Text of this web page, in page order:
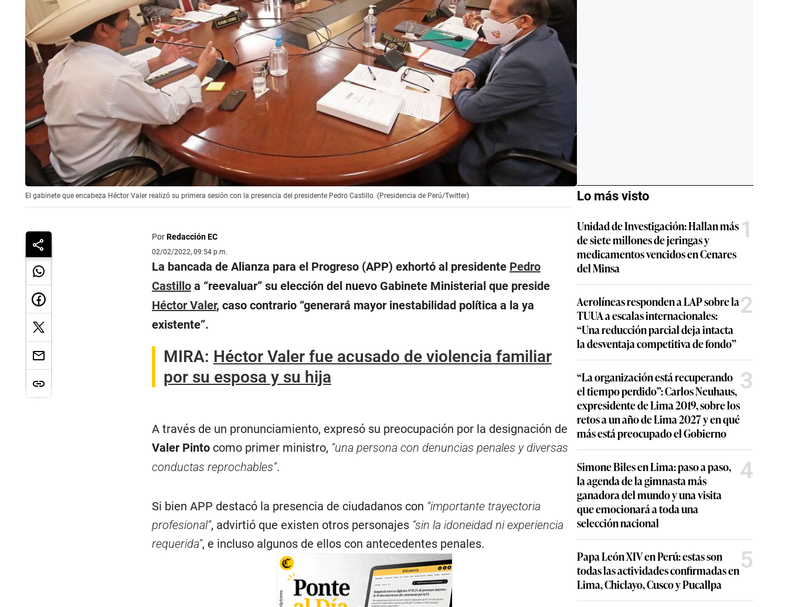
El gabinete que encabeza Héctor Valer realizó su primera sesión con la presencia del presidente Pedro Castillo. (Presidencia de Perú/Twitter)
PorRedacción EC
02/02/2022, 09:54 p.m.
La bancada de Alianza para el Progreso (APP) exhortó al presidente Pedro
Castilloa “reevaluar” su elección del nuevo Gabinete Ministerial que preside
Héctor Valer, caso contrario “generará mayor inestabilidad política a la ya
existente”.
MIRA: Héctor Valer fue acusado de violencia familiar
por su esposa y su hija
A través de un pronunciamiento, expresó su preocupación por la designación de
Valer Pinto como primer ministro, “una persona con denuncias penales y diversas
conductas reprochables”.
Si bien APP destacó la presencia de ciudadanos con “importante trayectoria
profesional”, advirtió que existen otros personajes “sin la idoneidad ni experiencia
requerida”, e incluso algunos de ellos con antecedentes penales.
Lo más visto
Unidad de Investigación: Hallan más
de siete millones de jeringas y
medicamentos vencidos en Cenares
del Minsa
1
Aerolíneas responden a LAP sobre la
TUUA a escalas internacionales:
“Una reducción parcial deja intacta
la desventaja competitiva de fondo”
2
“La organización está recuperando
el tiempo perdido”: Carlos Neuhaus,
expresidente de Lima 2019, sobre los
retos a un año de Lima 2027 y en qué
más está preocupado el Gobierno
3
Simone Biles en Lima: paso a paso,
la agenda de la gimnasta más
ganadora del mundo y una visita
que emocionará a toda una
selección nacional
4
Papa León XIV en Perú: estas son
todas las actividades confirmadas en
Lima, Chiclayo, Cusco y Pucallpa
5